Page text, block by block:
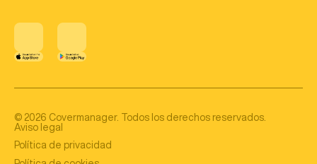
© 2026 Covermanager. Todos los derechos reservados.
Aviso legal
Política de privacidad